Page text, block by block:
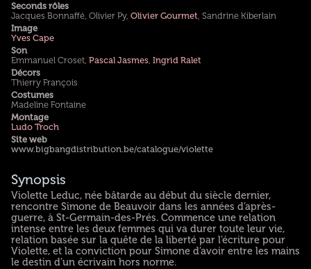
Seconds rôles
Jacques Bonnaffé, Olivier Py, Olivier Gourmet, Sandrine Kiberlain
Image
Yves Cape
Son
Emmanuel Croset, Pascal Jasmes, Ingrid Ralet
Décors
Thierry François
Costumes
Madeline Fontaine
Montage
Ludo Troch
Site web
www.bigbangdistribution.be/catalogue/violette
Synopsis
Violette Leduc, née bâtarde au début du siècle dernier,
rencontre Simone de Beauvoir dans les années d’après-
guerre, à St-Germain-des-Prés. Commence une relation
intense entre les deux femmes qui va durer toute leur vie,
relation basée sur la quête de la liberté par l’écriture pour
Violette, et la conviction pour Simone d’avoir entre les mains
le destin d’un écrivain hors norme.